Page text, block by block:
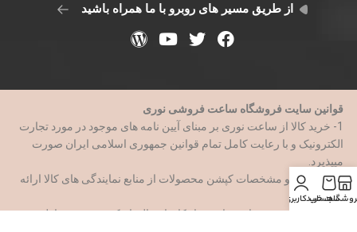
از طریق مسیر های روبرو با ما همراه باشید
قوانین سایت فروشگاه ساعت فروشی نوری
1- خرید کالا از ساعت نوری بر مبنای آیین نامه های موجود در مورد تجارت
الکترونیک و با رعایت کامل تمام قوانین جمهوری اسلامی ایران صورت
میپذیرد.
2- اطلاعات و مشخصات کپشن محصولات از منابع نمایندگی های کالا ارائه
میشود.
3- شعبه سوم در تهران میباشد و امکان ارسال با پیک موتور به مناطق ۲۱
سبد خرید
حساب کاربری من